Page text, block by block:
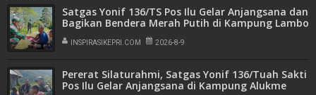
Satgas Yonif 136/TS Pos Ilu Gelar Anjangsana dan
Bagikan Bendera Merah Putih di Kampung Lambo
INSPIRASIKEPRI.COM 2026-8-9
Pererat Silaturahmi, Satgas Yonif 136/Tuah Sakti
Pos Ilu Gelar Anjangsana di Kampung Alukme